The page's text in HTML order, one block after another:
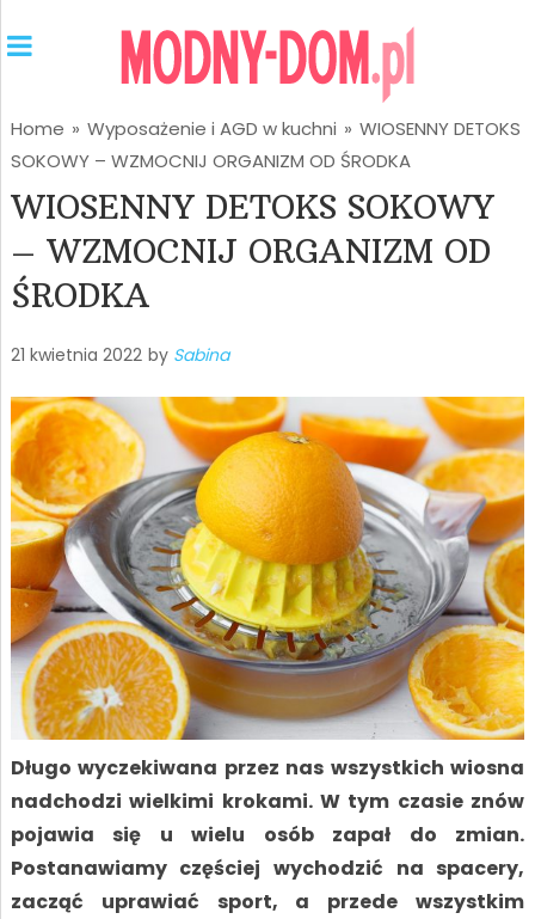
Home » Wyposażenie i AGD w kuchni » WIOSENNY DETOKS
SOKOWY – WZMOCNIJ ORGANIZM OD ŚRODKA
WIOSENNY DETOKS SOKOWY
– WZMOCNIJ ORGANIZM OD
ŚRODKA
21 kwietnia 2022 by Sabina
Długo wyczekiwana przez nas wszystkich wiosna
nadchodzi wielkimi krokami. W tym czasie znów
pojawia się u wielu osób zapał do zmian.
Postanawiamy częściej wychodzić na spacery,
zacząć uprawiać sport, a przede wszystkim